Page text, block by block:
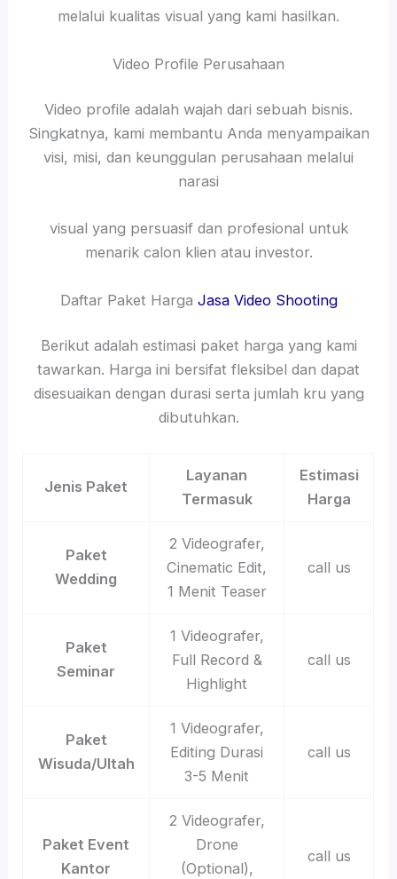
melalui kualitas visual yang kami hasilkan.
Video Profile Perusahaan
Video profile adalah wajah dari sebuah bisnis.
Singkatnya, kami membantu Anda menyampaikan
visi, misi, dan keunggulan perusahaan melalui
narasi
visual yang persuasif dan profesional untuk
menarik calon klien atau investor.
Daftar Paket Harga Jasa Video Shooting
Berikut adalah estimasi paket harga yang kami
tawarkan. Harga ini bersifat fleksibel dan dapat
disesuaikan dengan durasi serta jumlah kru yang
dibutuhkan.
Jenis Paket
Layanan
Termasuk
Estimasi
Harga
Paket
Wedding
2 Videografer,
Cinematic Edit,
1 Menit Teaser
call us
Paket
Seminar
1 Videografer,
Full Record &
Highlight
call us
Paket
Wisuda/Ultah
1 Videografer,
Editing Durasi
3-5 Menit
call us
Paket Event
Kantor
2 Videografer,
Drone
(Optional),
call us